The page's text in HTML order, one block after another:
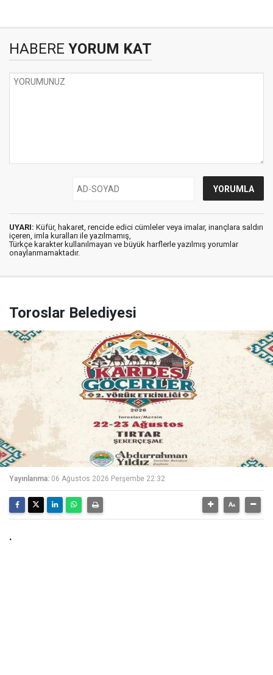
HABERE YORUM KAT
UYARI: Küfür, hakaret, rencide edici cümleler veya imalar, inançlara saldırı
içeren, imla kuralları ile yazılmamış,
Türkçe karakter kullanılmayan ve büyük harflerle yazılmış yorumlar
onaylanmamaktadır.
Toroslar Belediyesi
Yayınlanma: 06 Ağustos 2026 Perşembe 22:32
.